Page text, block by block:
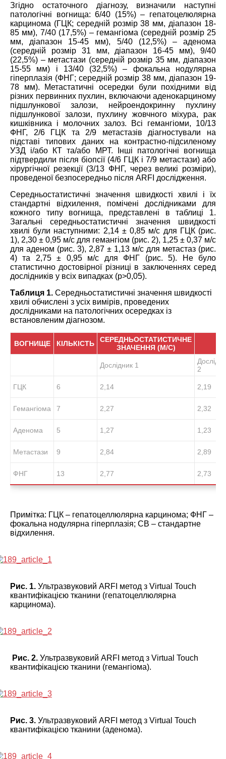
Згідно остаточного діагнозу, визначили наступні
патологічні вогнища: 6/40 (15%) – гепатоцелюлярна
карцинома (ГЦК; середній розмір 38 мм, діапазон 18-
85 мм), 7/40 (17,5%) – гемангіома (середній розмір 25
мм, діапазон 15-45 мм), 5/40 (12,5%) – аденома
(середній розмір 31 мм, діапазон 16-45 мм), 9/40
(22,5%) – метастази (середній розмір 35 мм, діапазон
15-55 мм) і 13/40 (32,5%) – фокальна нодулярна
гіперплазія (ФНГ; середній розмір 38 мм, діапазон 19-
78 мм). Метастатичні осередки були похідними від
різних первинних пухлин, включаючи аденокарциному
підшлункової залози, нейроендокринну пухлину
підшлункової залози, пухлину жовчного міхура, рак
кишківника і молочних залоз. Всі гемангіоми, 10/13
ФНГ, 2/6 ГЦК та 2/9 метастазів діагностували на
підставі типових даних на контрастно-підсиленому
УЗД і/або КТ та/або МРТ. Інші патологічні вогнища
підтвердили після біопсії (4/6 ГЦК і 7/9 метастази) або
хірургічної резекції (3/13 ФНГ, через великі розміри),
проведеної безпосередньо після ARFI дослідження.
Середньостатистичні значення швидкості хвилі і їх
стандартні відхилення, помічені дослідниками для
кожного типу вогнища, представлені в таблиці 1.
Загальні середньостатистичні значення швидкості
хвилі були наступними: 2,14 ± 0,85 м/с для ГЦК (рис.
1), 2,30 ± 0,95 м/с для гемангіом (рис. 2), 1,25 ± 0,37 м/с
для аденом (рис. 3), 2,87 ± 1,13 м/с для метастаз (рис.
4) та 2,75 ± 0,95 м/с для ФНГ (рис. 5). Не було
статистично достовірної різниці в заключеннях серед
дослідників у всіх випадках (p>0,05).
Таблиця 1. Середньостатистичні значення швидкості
хвилі обчислені з усіх вимірів, проведених
дослідниками на патологічних осередках із
встановленим діагнозом.
ВОГНИЩЕ КІЛЬКІСТЬ
СЕРЕДНЬОСТАТИСТИЧНЕ
ЗНАЧЕННЯ (М/С)
Дослідник 1
2
ГЦК 6 2,14 2,19
Гемангіома 7 2,27 2,32
Аденома 5 1,27 1,23
Метастази 9 2,84 2,89
ФНГ 13 2,77 2,73
Примітка: ГЦК – гепатоцеллюлярна карцинома; ФНГ –
фокальна нодулярна гіперплазія; СВ – стандартне
відхилення.
Рис. 1. Ультразвуковий ARFI метод з Virtual Touch
квантифікацією тканини (гепатоцеллюлярна
карцинома).
Рис. 2. Ультразвуковий ARFI метод з Virtual Touch
квантифікацією тканини (гемангіома).
Рис. 3. Ультразвуковий ARFI метод з Virtual Touch
квантифікацією тканини (аденома).